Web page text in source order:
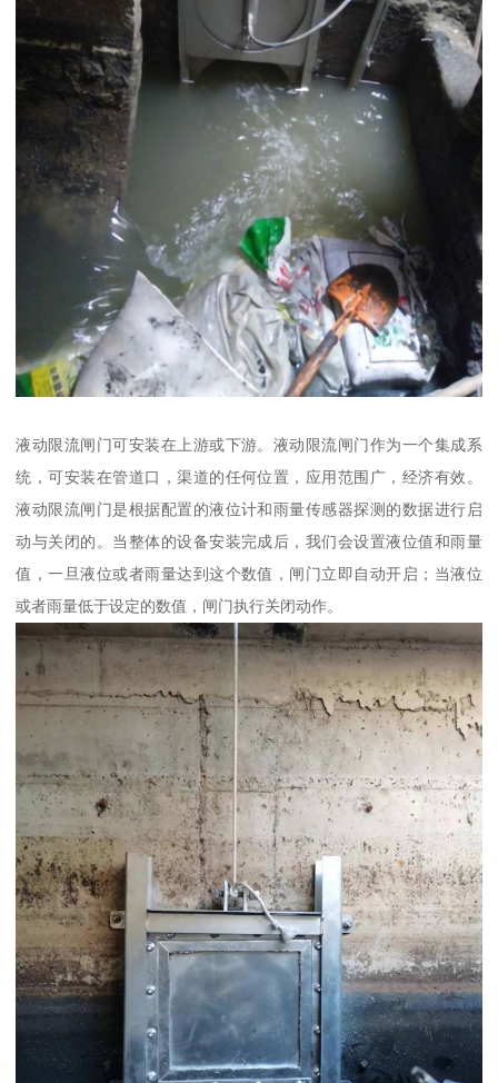
液动限流闸门可安装在上游或下游。液动限流闸门作为一个集成系
统，可安装在管道口，渠道的任何位置，应用范围广，经济有效。
液动限流闸门是根据配置的液位计和雨量传感器探测的数据进行启
动与关闭的。当整体的设备安装完成后，我们会设置液位值和雨量
值，一旦液位或者雨量达到这个数值，闸门立即自动开启；当液位
或者雨量低于设定的数值，闸门执行关闭动作。